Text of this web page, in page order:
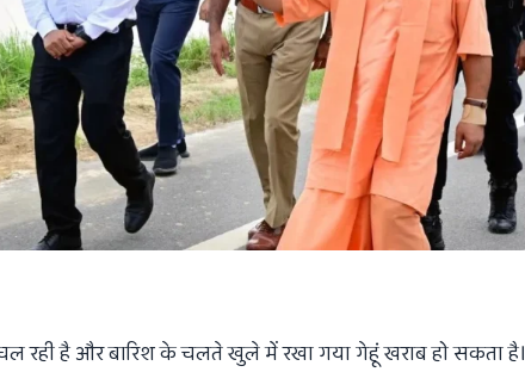
चल रही है और बारिश के चलते खुले में रखा गया गेहूं खराब हो सकता है।